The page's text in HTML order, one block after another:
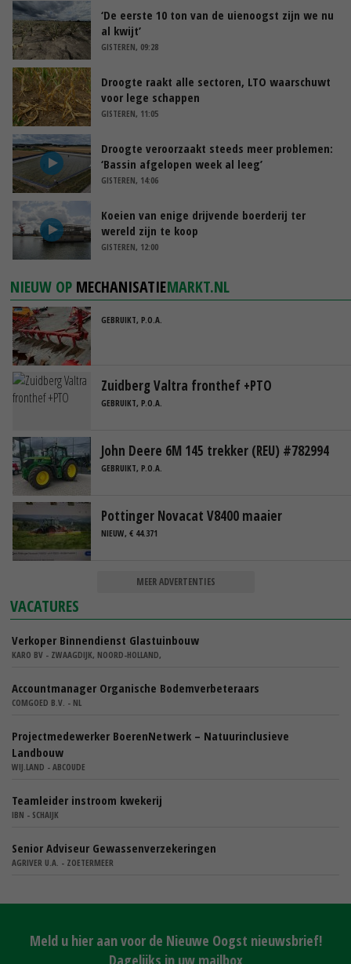
‘De eerste 10 ton van de uienoogst zijn we nu
al kwijt’
GISTEREN, 09:28
Droogte raakt alle sectoren, LTO waarschuwt
voor lege schappen
GISTEREN, 11:05
Droogte veroorzaakt steeds meer problemen:
‘Bassin afgelopen week al leeg’
GISTEREN, 14:06
Koeien van enige drijvende boerderij ter
wereld zijn te koop
GISTEREN, 12:00
NIEUW OP MECHANISATIEMARKT.NL
GEBRUIKT, P.O.A.
Zuidberg Valtra fronthef +PTO
GEBRUIKT, P.O.A.
John Deere 6M 145 trekker (REU) #782994
GEBRUIKT, P.O.A.
Pottinger Novacat V8400 maaier
NIEUW, € 44.371
MEER ADVERTENTIES
VACATURES
Verkoper Binnendienst Glastuinbouw
KARO BV - ZWAAGDIJK, NOORD-HOLLAND,
Accountmanager Organische Bodemverbeteraars
COMGOED B.V. - NL
Projectmedewerker BoerenNetwerk – Natuurinclusieve
Landbouw
WIJ.LAND - ABCOUDE
Teamleider instroom kwekerij
IBN - SCHAIJK
Senior Adviseur Gewassenverzekeringen
AGRIVER U.A. - ZOETERMEER
Meld u hier aan voor de Nieuwe Oogst nieuwsbrief!
Dagelijks in uw mailbox